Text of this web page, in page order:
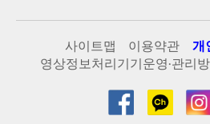
사이트맵 이용약관
개
영상정보처리기기운영·관리